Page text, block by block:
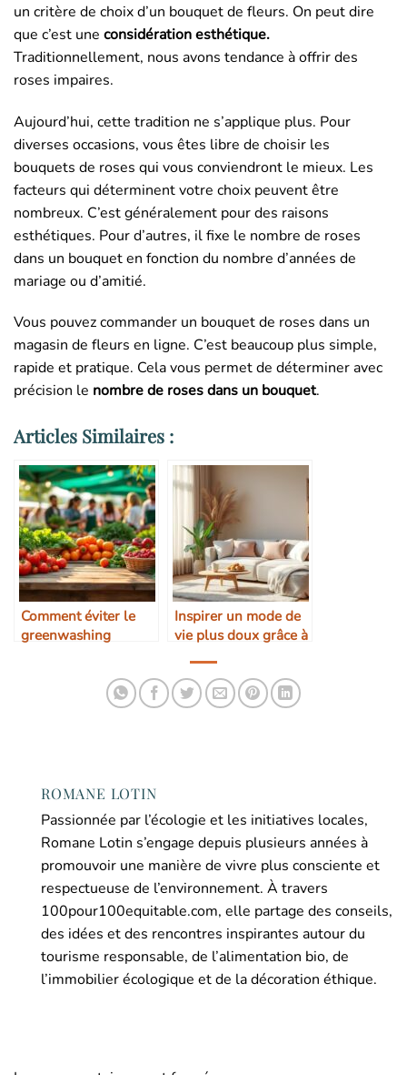
un critère de choix d’un bouquet de fleurs. On peut dire
que c’est une considération esthétique.
Traditionnellement, nous avons tendance à offrir des
roses impaires.
Aujourd’hui, cette tradition ne s’applique plus. Pour
diverses occasions, vous êtes libre de choisir les
bouquets de roses qui vous conviendront le mieux. Les
facteurs qui déterminent votre choix peuvent être
nombreux. C’est généralement pour des raisons
esthétiques. Pour d’autres, il fixe le nombre de roses
dans un bouquet en fonction du nombre d’années de
mariage ou d’amitié.
Vous pouvez commander un bouquet de roses dans un
magasin de fleurs en ligne. C’est beaucoup plus simple,
rapide et pratique. Cela vous permet de déterminer avec
précision le nombre de roses dans un bouquet.
Articles Similaires :
Comment éviter le
greenwashing
Inspirer un mode de
vie plus doux grâce à
ROMANE LOTIN
Passionnée par l’écologie et les initiatives locales,
Romane Lotin s’engage depuis plusieurs années à
promouvoir une manière de vivre plus consciente et
respectueuse de l’environnement. À travers
100pour100equitable.com, elle partage des conseils,
des idées et des rencontres inspirantes autour du
tourisme responsable, de l’alimentation bio, de
l’immobilier écologique et de la décoration éthique.